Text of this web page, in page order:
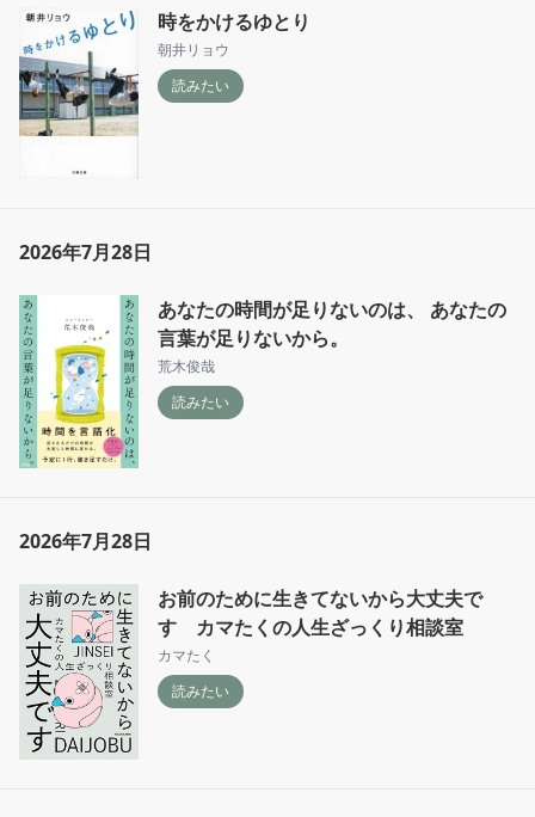
時をかけるゆとり
朝井リョウ
読みたい
2026年7月28日
あなたの時間が足りないのは、 あなたの
言葉が足りないから。
荒木俊哉
読みたい
2026年7月28日
お前のために生きてないから大丈夫で
す カマたくの人生ざっくり相談室
カマたく
読みたい